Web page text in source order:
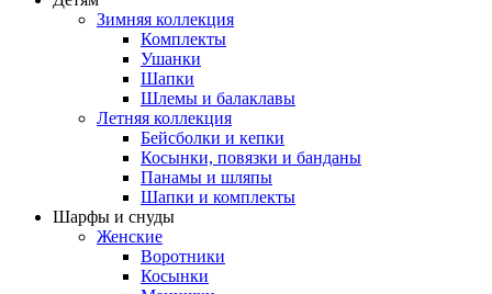
Зимняя коллекция
Комплекты
Ушанки
Шапки
Шлемы и балаклавы
Летняя коллекция
Бейсболки и кепки
Косынки, повязки и банданы
Панамы и шляпы
Шапки и комплекты
Шарфы и снуды
Женские
Воротники
Косынки